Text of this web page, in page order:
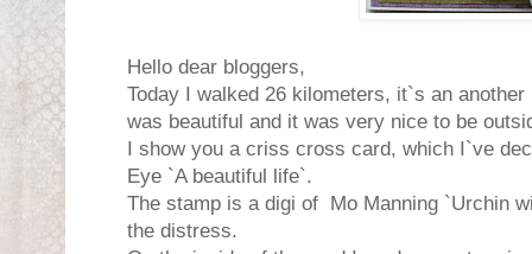
Hello dear bloggers,
Today I walked 26 kilometers, it`s an
was beautiful and it was very nice to be
I show you a criss cross card, which I`ve
Eye `A beautiful life`.
The stamp is a digi of Mo Manning `Urchin
the distress.